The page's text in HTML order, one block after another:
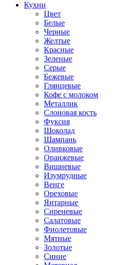
Кухни
Цвет
Белые
Черные
Желтые
Красные
Зеленые
Серые
Бежевые
Глянцевые
Кофе с молоком
Металлик
Слоновая кость
Фуксия
Шоколад
Шампань
Оливковые
Оранжевые
Вишневые
Изумрудные
Венге
Ореховые
Янтарные
Сиреневые
Салатовые
Фиолетовые
Мятные
Золотые
Синие